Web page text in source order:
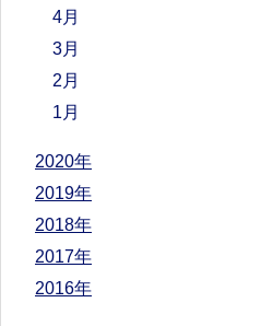
4月
3月
2月
1月
2020年
2019年
2018年
2017年
2016年